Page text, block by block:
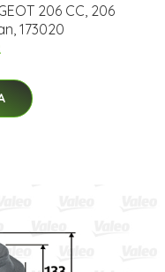
206 CC, 206
173020